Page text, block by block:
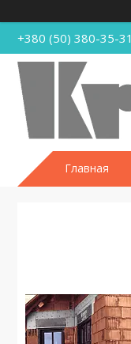
+380 (50) 380-35-31
Главная